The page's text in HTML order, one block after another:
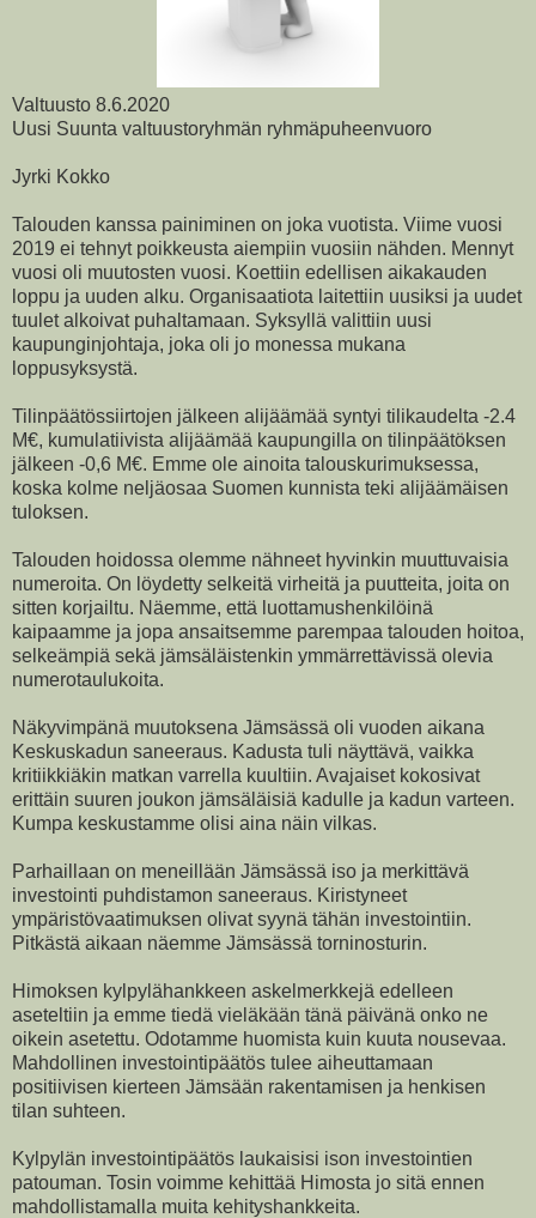
Valtuusto 8.6.2020
Uusi Suunta valtuustoryhmän ryhmäpuheenvuoro
Jyrki Kokko
Talouden kanssa painiminen on joka vuotista. Viime vuosi
2019 ei tehnyt poikkeusta aiempiin vuosiin nähden. Mennyt
vuosi oli muutosten vuosi. Koettiin edellisen aikakauden
loppu ja uuden alku. Organisaatiota laitettiin uusiksi ja uudet
tuulet alkoivat puhaltamaan. Syksyllä valittiin uusi
kaupunginjohtaja, joka oli jo monessa mukana
loppusyksystä.
Tilinpäätössiirtojen jälkeen alijäämää syntyi tilikaudelta -2.4
M€, kumulatiivista alijäämää kaupungilla on tilinpäätöksen
jälkeen -0,6 M€. Emme ole ainoita talouskurimuksessa,
koska kolme neljäosaa Suomen kunnista teki alijäämäisen
tuloksen.
Talouden hoidossa olemme nähneet hyvinkin muuttuvaisia
numeroita. On löydetty selkeitä virheitä ja puutteita, joita on
sitten korjailtu. Näemme, että luottamushenkilöinä
kaipaamme ja jopa ansaitsemme parempaa talouden hoitoa,
selkeämpiä sekä jämsäläistenkin ymmärrettävissä olevia
numerotaulukoita.
Näkyvimpänä muutoksena Jämsässä oli vuoden aikana
Keskuskadun saneeraus. Kadusta tuli näyttävä, vaikka
kritiikkiäkin matkan varrella kuultiin. Avajaiset kokosivat
erittäin suuren joukon jämsäläisiä kadulle ja kadun varteen.
Kumpa keskustamme olisi aina näin vilkas.
Parhaillaan on meneillään Jämsässä iso ja merkittävä
investointi puhdistamon saneeraus. Kiristyneet
ympäristövaatimuksen olivat syynä tähän investointiin.
Pitkästä aikaan näemme Jämsässä torninosturin.
Himoksen kylpylähankkeen askelmerkkejä edelleen
aseteltiin ja emme tiedä vieläkään tänä päivänä onko ne
oikein asetettu. Odotamme huomista kuin kuuta nousevaa.
Mahdollinen investointipäätös tulee aiheuttamaan
positiivisen kierteen Jämsään rakentamisen ja henkisen
tilan suhteen.
Kylpylän investointipäätös laukaisisi ison investointien
patouman. Tosin voimme kehittää Himosta jo sitä ennen
mahdollistamalla muita kehityshankkeita.